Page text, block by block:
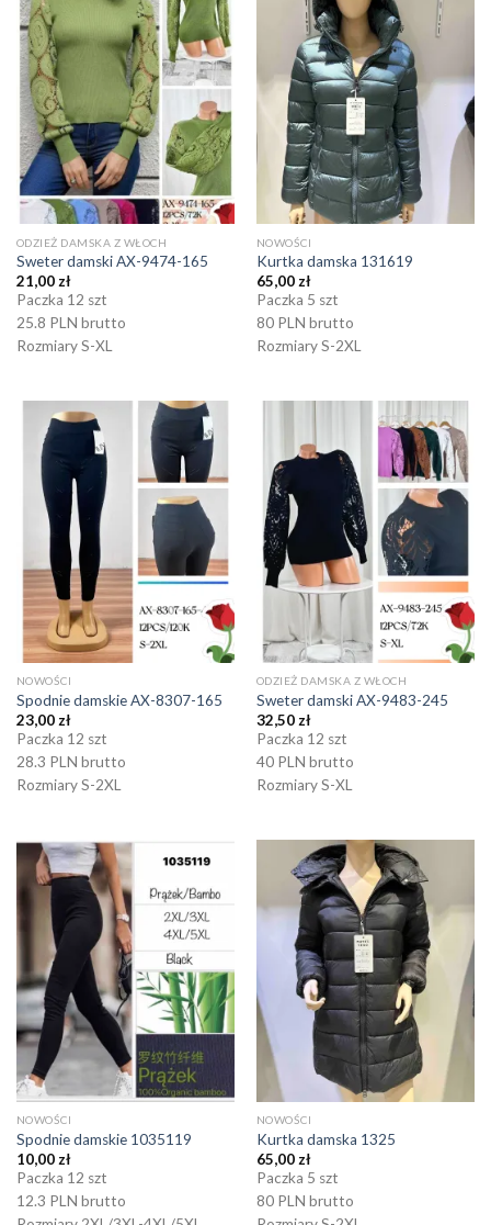
ODZIEŻ DAMSKA Z WŁOCH
Sweter damski AX-9474-165
21,00zł
Paczka 12 szt
25.8 PLN brutto
Rozmiary S-XL
NOWOŚCI
Kurtka damska 131619
65,00zł
Paczka 5 szt
80 PLN brutto
Rozmiary S-2XL
NOWOŚCI
Spodnie damskie AX-8307-165
23,00 zł
Paczka 12 szt
28.3 PLN brutto
Rozmiary S-2XL
ODZIEŻ DAMSKA Z WŁOCH
Sweter damski AX-9483-245
32,50 zł
Paczka 12 szt
40 PLN brutto
Rozmiary S-XL
NOWOŚCI
Spodnie damskie 1035119
10,00 zł
Paczka 12 szt
12.3 PLN brutto
NOWOŚCI
Kurtka damska 1325
65,00 zł
Paczka 5 szt
80 PLN brutto